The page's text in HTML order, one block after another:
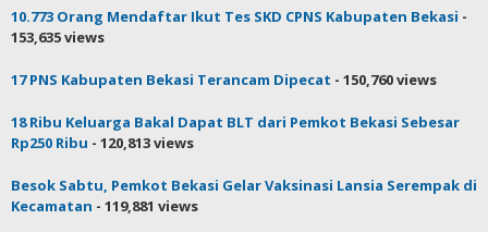
10.773 Orang Mendaftar Ikut Tes SKD CPNS Kabupaten Bekasi -
153,635 views
17 PNS Kabupaten Bekasi Terancam Dipecat - 150,760 views
18 Ribu Keluarga Bakal Dapat BLT dari Pemkot Bekasi Sebesar
Rp250 Ribu - 120,813 views
Besok Sabtu, Pemkot Bekasi Gelar Vaksinasi Lansia Serempak di
Kecamatan - 119,881 views